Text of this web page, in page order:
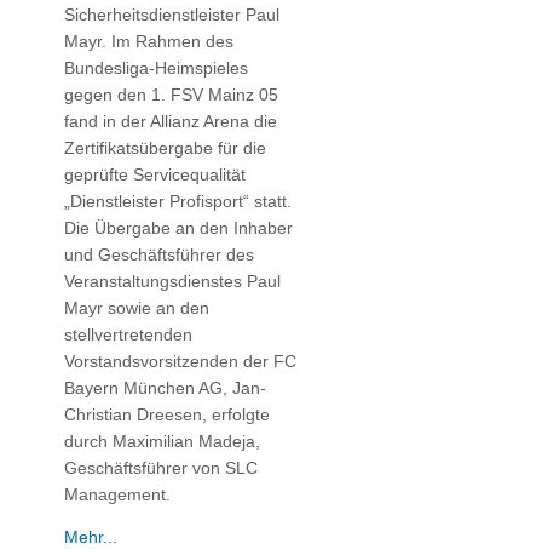
Sicherheitsdienstleister Paul
Mayr. Im Rahmen des
Bundesliga-Heimspieles
gegen den 1. FSV Mainz 05
fand in der Allianz Arena die
Zertifikatsübergabe für die
geprüfte Servicequalität
„Dienstleister Profisport“ statt.
Die Übergabe an den Inhaber
und Geschäftsführer des
Veranstaltungsdienstes Paul
Mayr sowie an den
stellvertretenden
Vorstandsvorsitzenden der FC
Bayern München AG, Jan-
Christian Dreesen, erfolgte
durch Maximilian Madeja,
Geschäftsführer von SLC
Management.
Mehr...